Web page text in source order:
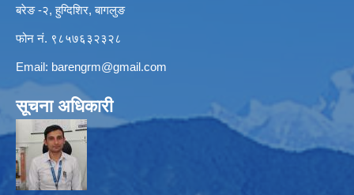
बरेङ -२, हुग्दिशिर, बागलुङ
फोन नं. ९८५७६३२३२८
Email: barengrm@gmail.com
सूचना अधिकारी